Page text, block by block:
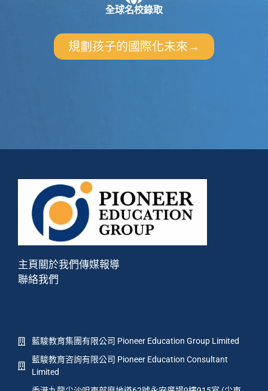
全球名校錄取
規劃孩子的國際化未來→
主頁關於我們傳媒報導
聯絡我們
藍駿教育集團有限公司 Pioneer Education Group Limited
藍駿教育咨詢有限公司 Pioneer Education Consultant
Limited